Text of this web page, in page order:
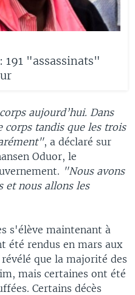
191 "assassinats"
aujourd’hui. Dans
corps tandis que les trois
, a déclaré sur
Oduor, le
"Nous avons
et nous allons les
s'élève maintenant à
été rendus en mars aux
que la majorité des
mais certaines ont été
Certains décès